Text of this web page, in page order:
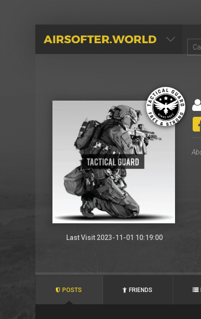
AIRSOFTER.WORLD
Last Visit 2023-11-01 10:19:00
POSTS FRIENDS